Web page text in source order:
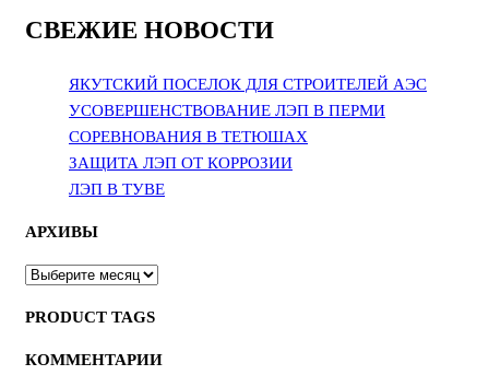
СВЕЖИЕ НОВОСТИ
ЯКУТСКИЙ ПОСЕЛОК ДЛЯ СТРОИТЕЛЕЙ АЭС
УСОВЕРШЕНСТВОВАНИЕ ЛЭП В ПЕРМИ
СОРЕВНОВАНИЯ В ТЕТЮШАХ
ЗАЩИТА ЛЭП ОТ КОРРОЗИИ
ЛЭП В ТУВЕ
АРХИВЫ
АРХИВЫ
PRODUCT TAGS
КОММЕНТАРИИ